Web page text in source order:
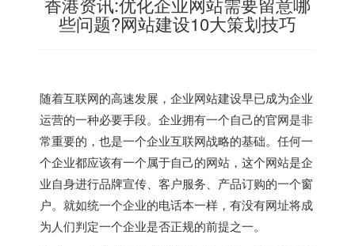
些问题?网站建设10大策划技巧
随着互联网的高速发展，企业网站建设早已成为企业
运营的一种必要手段。企业拥有一个自己的官网是非
常重要的，也是一个企业互联网战略的基础。任何一
个企业都应该有一个属于自己的网站，这个网站是企
业自身进行品牌宣传、客户服务、产品订购的一个窗
户。就如统一个企业的电话本一样，有没有网址将成
为人们判定一个企业是否正规的前提之一。